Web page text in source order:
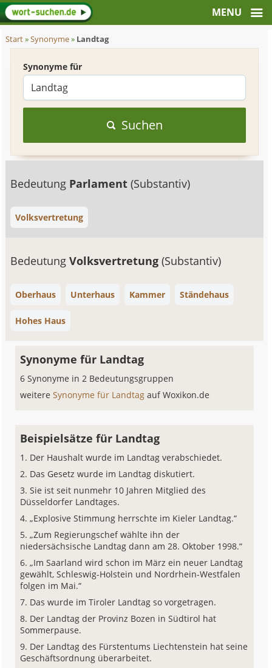
Start»Synonyme» Landtag
Synonyme für
Suchen
Bedeutung Parlament(Substantiv)
Volksvertretung
BedeutungVolksvertretung(Substantiv)
Oberhaus Unterhaus Kammer Ständehaus
Hohes Haus
Synonyme für Landtag
6 Synonyme in 2 Bedeutungsgruppen
weitereSynonyme für Landtagauf Woxikon.de
Beispielsätze für Landtag
Der Haushalt wurde im Landtag verabschiedet.
Das Gesetz wurde im Landtag diskutiert.
Sie ist seit nunmehr 10 Jahren Mitglied des
Düsseldorfer Landtages.
„Explosive Stimmung herrschte im Kieler Landtag.“
„Zum Regierungschef wählte ihn der
niedersächsische Landtag dann am 28. Oktober 1998.“
„Im Saarland wird schon im März ein neuer Landtag
gewählt, Schleswig-Holstein und Nordrhein-Westfalen
folgen im Mai.“
Das wurde im Tiroler Landtag so vorgetragen.
Der Landtag der Provinz Bozen in Südtirol hat
Sommerpause.
Der Landtag des Fürstentums Liechtenstein hat seine
Geschäftsordnung überarbeitet.